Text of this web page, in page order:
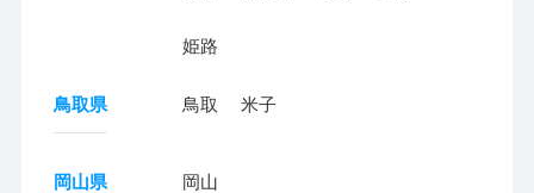
姫路
鳥取県 鳥取 米子
岡山県 岡山